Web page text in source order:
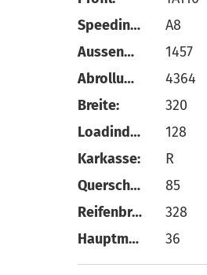
Speedindex:
A8
Aussendurchmesser:
1457
Abrollumfang:
4364
Breite:
320
Loadindex:
128
Karkasse:
R
Querschnitt:
85
Reifenbreite:
328
Hauptmass:
36